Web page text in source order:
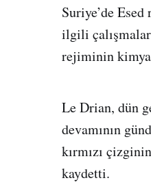
Suriye’de
ilgili
rejiminin
Le Drian, dün
devamının
kırmızı
kaydetti.